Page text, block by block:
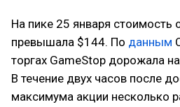
На пике 25 января стоимость
превышала $144. По данным
торгах GameStop дорожала
В течение двух часов после
максимума акции несколько